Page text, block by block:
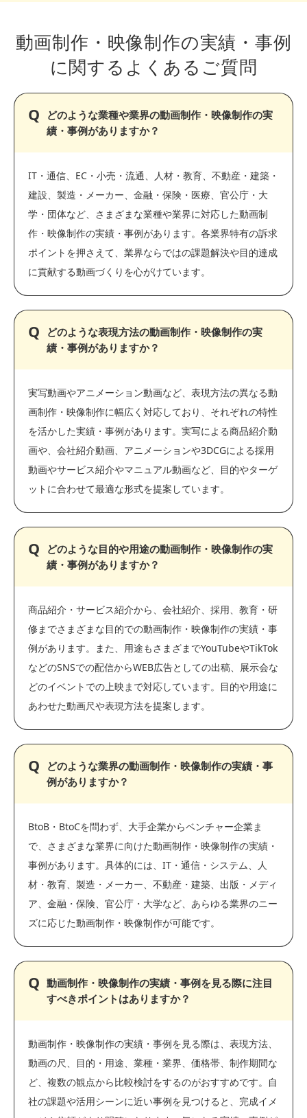
動画制作・映像制作の実績・事例
に関する よくあるご質問
どのような業種や業界の動画制作・映像制作の実
績・事例がありますか？
IT・通信、EC・小売・流通、人材・教育、不動産・建築・
建設、製造・メーカー、金融・保険・医療、官公庁・大
学・団体など、さまざまな業種や業界に対応した動画制
作・映像制作の実績・事例があります。各業界特有の訴求
ポイントを押さえて、業界ならではの課題解決や目的達成
に貢献する動画づくりを心がけています。
どのような表現方法の動画制作・映像制作の実
績・事例がありますか？
実写動画やアニメーション動画など、表現方法の異なる動
画制作・映像制作に幅広く対応しており、それぞれの特性
を活かした実績・事例があります。実写による商品紹介動
画や、会社紹介動画、アニメーションや3DCGによる採用
動画やサービス紹介やマニュアル動画など、目的やターゲ
ットに合わせて最適な形式を提案しています。
どのような目的や用途の動画制作・映像制作の実
績・事例がありますか？
商品紹介・サービス紹介から、会社紹介、採用、教育・研
修までさまざまな目的での動画制作・映像制作の実績・事
例があります。また、用途もさまざまでYouTubeやTikTok
などのSNSでの配信からWEB広告としての出稿、展示会な
どのイベントでの上映まで対応しています。目的や用途に
あわせた動画尺や表現方法を提案します。
どのような業界の動画制作・映像制作の実績・事
例がありますか？
BtoB・BtoCを問わず、大手企業からベンチャー企業ま
で、さまざまな業界に向けた動画制作・映像制作の実績・
事例があります。具体的には、IT・通信・システム、人
材・教育、製造・メーカー、不動産・建築、出版・メディ
ア、金融・保険、官公庁・大学など、あらゆる業界のニー
ズに応じた動画制作・映像制作が可能です。
動画制作・映像制作の実績・事例を見る際に注目
すべきポイントはありますか？
動画制作・映像制作の実績・事例を見る際は、表現方法、
動画の尺、目的・用途、業種・業界、価格帯、制作期間な
ど、複数の観点から比較検討をするのがおすすめです。自
社の課題や活用シーンに近い事例を見つけると、完成イメ